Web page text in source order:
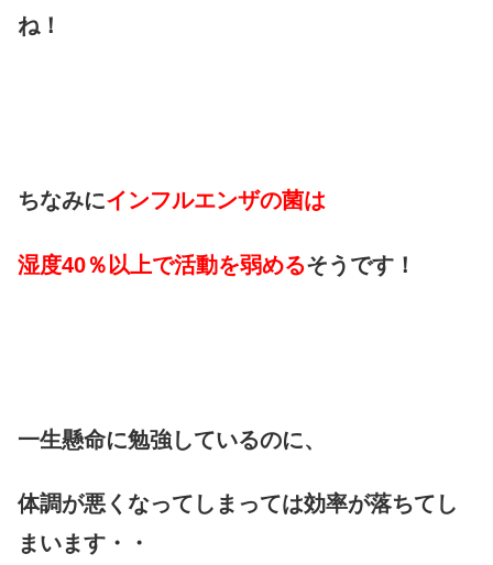
ね！
ちなみにインフルエンザの菌は
湿度40％以上で活動を弱めるそうです！
一生懸命に勉強しているのに、
体調が悪くなってしまっては効率が落ちてし
まいます・・